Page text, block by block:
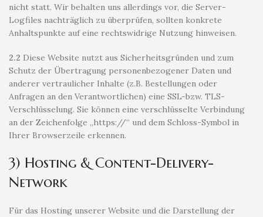
nicht statt. Wir behalten uns allerdings vor, die Server-
Logfiles nachträglich zu überprüfen, sollten konkrete
Anhaltspunkte auf eine rechtswidrige Nutzung hinweisen.
2.2 Diese Website nutzt aus Sicherheitsgründen und zum
Schutz der Übertragung personenbezogener Daten und
anderer vertraulicher Inhalte (z.B. Bestellungen oder
Anfragen an den Verantwortlichen) eine SSL-bzw. TLS-
Verschlüsselung. Sie können eine verschlüsselte Verbindung
an der Zeichenfolge „https://“ und dem Schloss-Symbol in
Ihrer Browserzeile erkennen.
3) Hosting & Content-Delivery-
Network
Für das Hosting unserer Website und die Darstellung der